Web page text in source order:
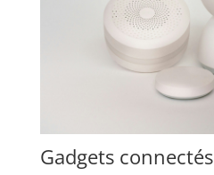
Gadgets connectés